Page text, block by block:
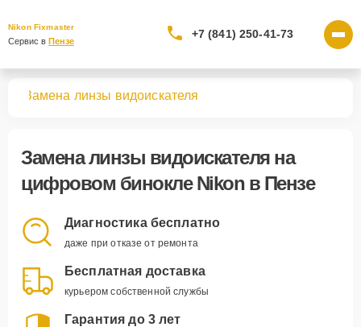
Nikon Fixmaster
Сервис в Пензе
+7 (841) 250-41-73
Замена линзы видоискателя
Замена линзы видоискателяна
цифровом бинокле Nikon в Пензе
Диагностика бесплатно
даже при отказе от ремонта
Бесплатная доставка
курьером собственной службы
Гарантия до 3 лет